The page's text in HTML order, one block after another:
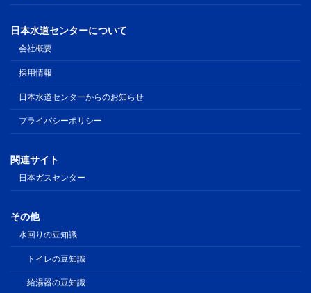
日本水道センターについて
会社概要
採用情報
日本水道センターからのお知らせ
プライバシーポリシー
関連サイト
日本ガスセンター
その他
水回りの豆知識
トイレの豆知識
給湯器の豆知識